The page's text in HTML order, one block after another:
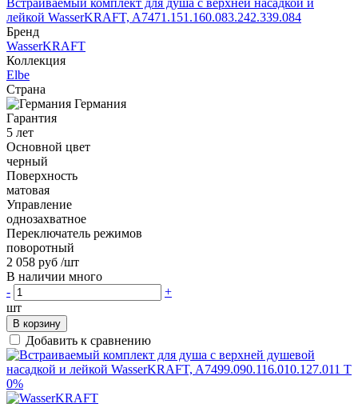
лейкой WasserKRAFT, A7471.151.160.083.242.339.084
Бренд
WasserKRAFT
Коллекция
Elbe
Страна
Германия
Гарантия
5 лет
Основной цвет
черный
Поверхность
матовая
Управление
однозахватное
Переключатель режимов
поворотный
2 058 руб /шт
В наличии много
-
+
шт
В корзину
Добавить к сравнению
0%